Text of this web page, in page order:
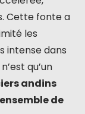
Cette fonte a
les
intense dans
qu’un
andins
de